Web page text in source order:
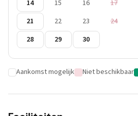
14
15 16 17
21
22 23 24
28
29 30
Aankomst mogelijk Niet beschikbaar